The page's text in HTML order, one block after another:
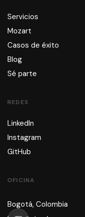
Servicios
Mozart
Casos de éxito
Blog
Sé parte
REDES
LinkedIn
Instagram
GitHub
OFICINA
Bogotá, Colombia